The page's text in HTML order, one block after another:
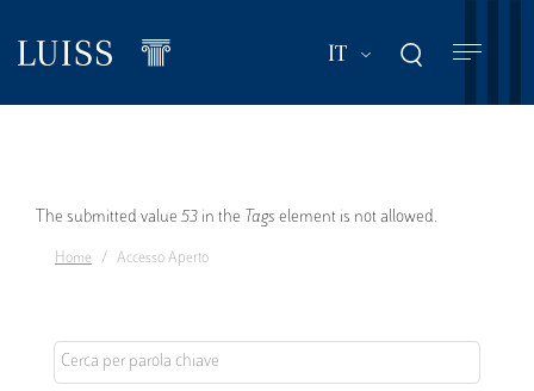
contenuto
IT Mostra ulteriori
Messaggio
di
The submitted value 53 in the Tags element is not allowed.
Home Accesso Aperto